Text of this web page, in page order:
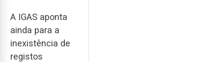
A IGAS aponta
ainda para a
inexistência de
registos